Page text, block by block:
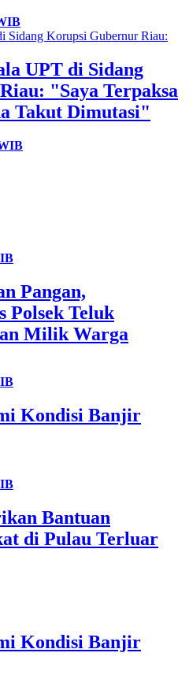
UPT di Sidang
"Saya Terpaksa
Takut Dimutasi"
Pangan,
Polsek Teluk
Milik Warga
Kondisi Banjir
Bantuan
di Pulau Terluar
Kondisi Banjir